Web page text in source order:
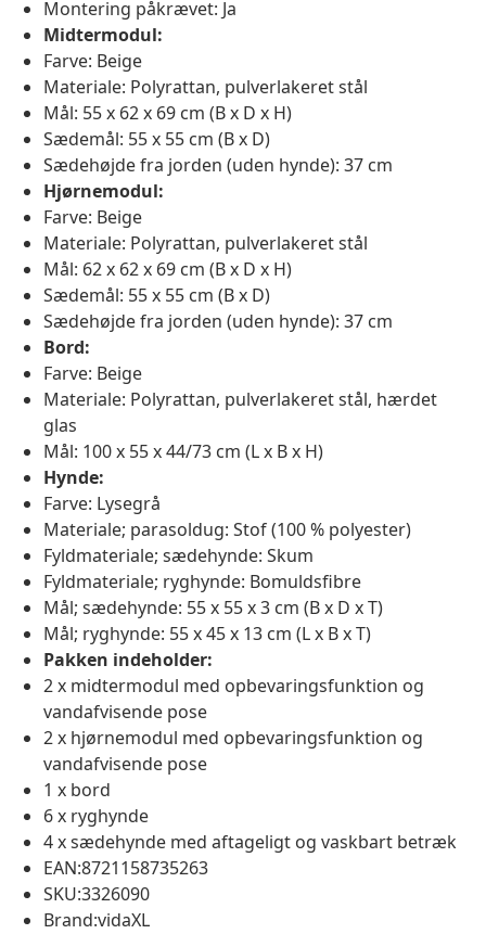
Montering påkrævet: Ja
Midtermodul:
Farve: Beige
Materiale: Polyrattan, pulverlakeret stål
Mål: 55 x 62 x 69 cm (B x D x H)
Sædemål: 55 x 55 cm (B x D)
Sædehøjde fra jorden (uden hynde): 37 cm
Hjørnemodul:
Farve: Beige
Materiale: Polyrattan, pulverlakeret stål
Mål: 62 x 62 x 69 cm (B x D x H)
Sædemål: 55 x 55 cm (B x D)
Sædehøjde fra jorden (uden hynde): 37 cm
Bord:
Farve: Beige
Materiale: Polyrattan, pulverlakeret stål, hærdet
glas
Mål: 100 x 55 x 44/73 cm (L x B x H)
Hynde:
Farve: Lysegrå
Materiale; parasoldug: Stof (100 % polyester)
Fyldmateriale; sædehynde: Skum
Fyldmateriale; ryghynde: Bomuldsfibre
Mål; sædehynde: 55 x 55 x 3 cm (B x D x T)
Mål; ryghynde: 55 x 45 x 13 cm (L x B x T)
Pakken indeholder:
2 x midtermodul med opbevaringsfunktion og
vandafvisende pose
2 x hjørnemodul med opbevaringsfunktion og
vandafvisende pose
1 x bord
6 x ryghynde
4 x sædehynde med aftageligt og vaskbart betræk
EAN:8721158735263
SKU:3326090
Brand:vidaXL